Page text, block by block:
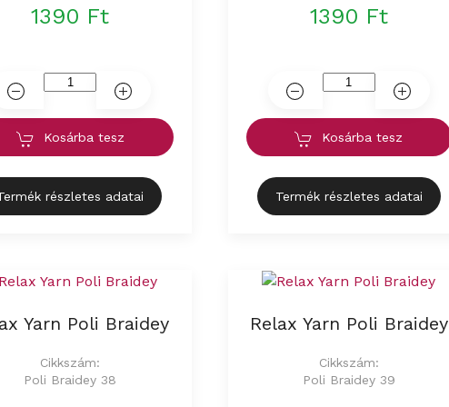
1390 Ft
Kosárba tesz
részletes adatai
1390 Ft
Kosárba tesz
Termék részletes adatai
Yarn Poli Braidey
Cikkszám:
Poli Braidey 38
Relax Yarn Poli Braidey
Cikkszám:
Poli Braidey 39